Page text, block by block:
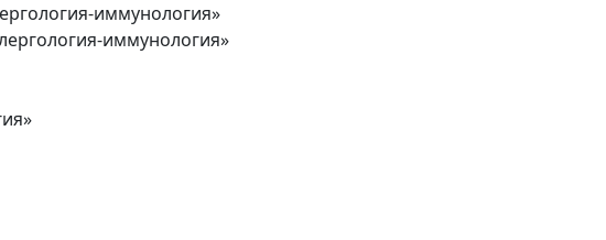
иммунология»
иммунология»